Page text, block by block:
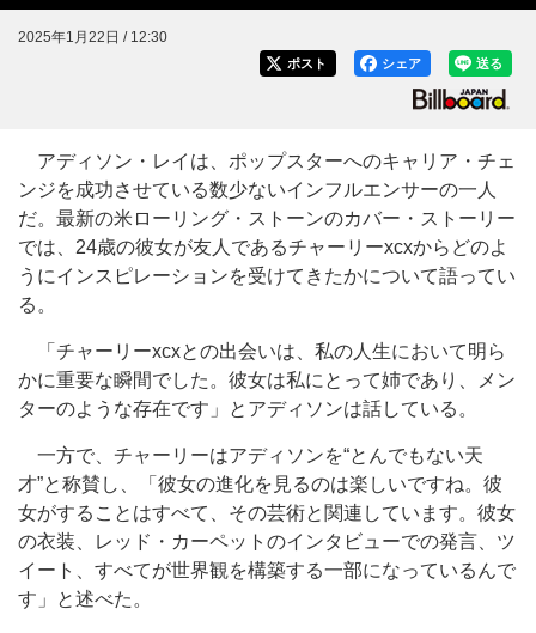
2025年1月22日 / 12:30
送る
シェア
ポスト
アディソン・レイは、ポップスターへのキャリア・チェ
ンジを成功させている数少ないインフルエンサーの一人
だ。最新の米ローリング・ストーンのカバー・ストーリー
では、24歳の彼女が友人であるチャーリーxcxからどのよ
うにインスピレーションを受けてきたかについて語ってい
る。
「チャーリーxcxとの出会いは、私の人生において明ら
かに重要な瞬間でした。彼女は私にとって姉であり、メン
ターのような存在です」とアディソンは話している。
一方で、チャーリーはアディソンを“とんでもない天
才”と称賛し、「彼女の進化を見るのは楽しいですね。彼
女がすることはすべて、その芸術と関連しています。彼女
の衣装、レッド・カーペットのインタビューでの発言、ツ
イート、すべてが世界観を構築する一部になっているんで
す」と述べた。